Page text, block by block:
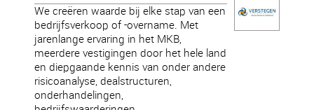
We creëren waarde bij elke stap van een
bedrijfsverkoop of -overname. Met
jarenlange ervaring in het MKB,
meerdere vestigingen door het hele land
en diepgaande kennis van onder andere
risicoanalyse, dealstructuren,
onderhandelingen,